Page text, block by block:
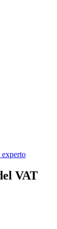
VAT